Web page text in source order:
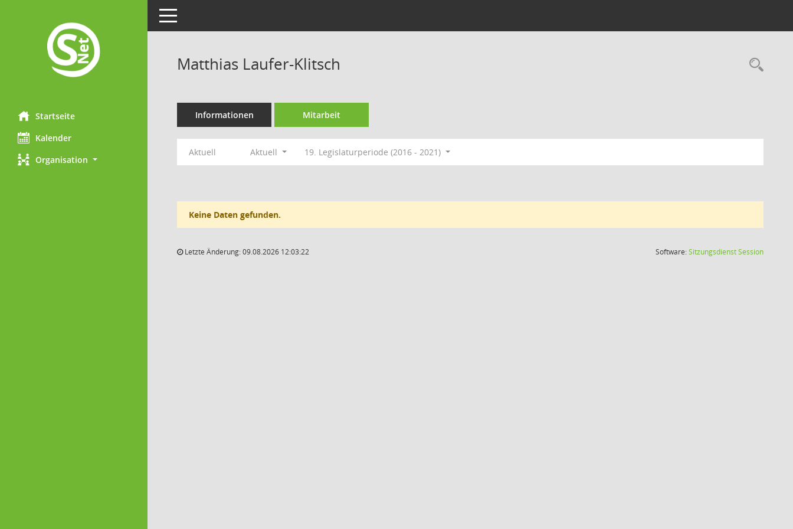
Startseite
Kalender
Organisation
Toggle navigation
Matthias Laufer-Klitsch
Informationen Mitarbeit
Aktuell Aktuell 19. Legislaturperiode (2016 - 2021)
Keine Daten gefunden.
Letzte Änderung: 09.08.2026 12:03:22 Software:SitzungsdienstSession(Wird in